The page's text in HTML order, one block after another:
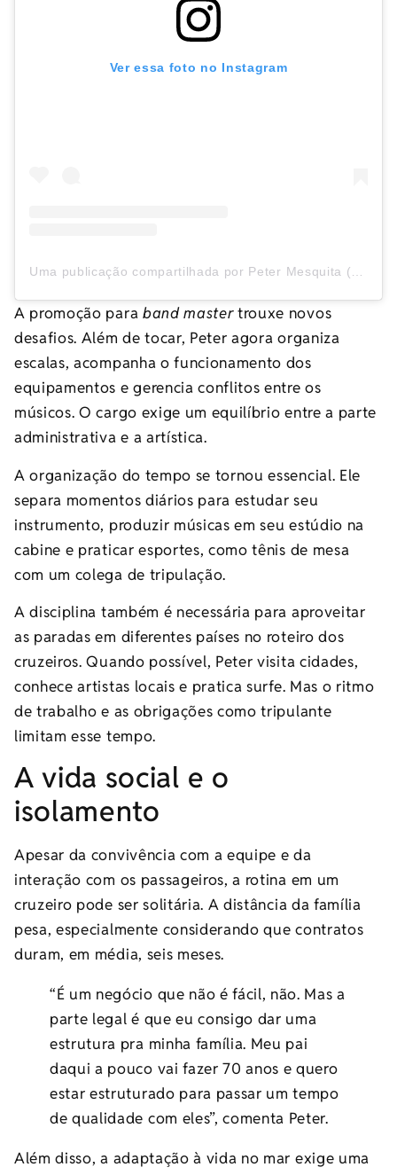
Ver essa foto no Instagram
Uma publicação compartilhada por Peter Mesquita (@peter_mesquita)
A promoção para band mastertrouxe novos
desafios. Além de tocar, Peter agora organiza
escalas, acompanha o funcionamento dos
equipamentos e gerencia conflitos entre os
músicos. O cargo exige um equilíbrio entre a parte
administrativa e a artística.
A organização do tempo se tornou essencial. Ele
separa momentos diários para estudar seu
instrumento, produzir músicas em seu estúdio na
cabine e praticar esportes, como tênis de mesa
com um colega de tripulação.
A disciplina também é necessária para aproveitar
as paradas em diferentes países no roteiro dos
cruzeiros. Quando possível, Peter visita cidades,
conhece artistas locais e pratica surfe. Mas o ritmo
de trabalho e as obrigações como tripulante
limitam esse tempo.
A vida social e o
isolamento
Apesar da convivência com a equipe e da
interação com os passageiros, a rotina em um
cruzeiro pode ser solitária. A distância da família
pesa, especialmente considerando que contratos
duram, em média, seis meses.
“É um negócio que não é fácil, não. Mas a
parte legal é que eu consigo dar uma
estrutura pra minha família. Meu pai
daqui a pouco vai fazer 70 anos e quero
estar estruturado para passar um tempo
de qualidade com eles”, comenta Peter.
Além disso, a adaptação à vida no mar exige uma